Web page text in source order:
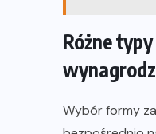
Różne
Wybór formy